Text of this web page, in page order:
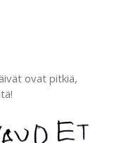
ovat pitkiä,